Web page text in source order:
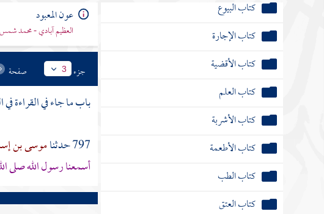
كتاب البيوع
كتاب الإجارة
كتاب الأقضية
كتاب العلم
كتاب الأشربة
كتاب الأطعمة
كتاب الطب
كتاب العتق
عون المعبود
العظيم آبادي - محمد
جزء 3 صفحة
باب ما جاء في القراءة في
797 حدثنا
موسى بن
أسمعنا رسول الله صلى